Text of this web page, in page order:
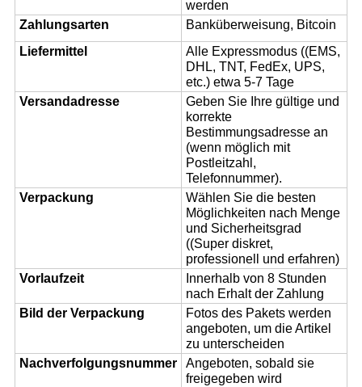
werden
Zahlungsarten
Banküberweisung, Bitcoin
Liefermittel
Alle Expressmodus ((EMS,
DHL, TNT, FedEx, UPS,
etc.) etwa 5-7 Tage
Versandadresse
Geben Sie Ihre gültige und
korrekte
Bestimmungsadresse an
(wenn möglich mit
Postleitzahl,
Telefonnummer).
Verpackung
Wählen Sie die besten
Möglichkeiten nach Menge
und Sicherheitsgrad
((Super diskret,
professionell und erfahren)
Vorlaufzeit
Innerhalb von 8 Stunden
nach Erhalt der Zahlung
Bild der Verpackung
Fotos des Pakets werden
angeboten, um die Artikel
zu unterscheiden
Nachverfolgungsnummer
Angeboten, sobald sie
freigegeben wird